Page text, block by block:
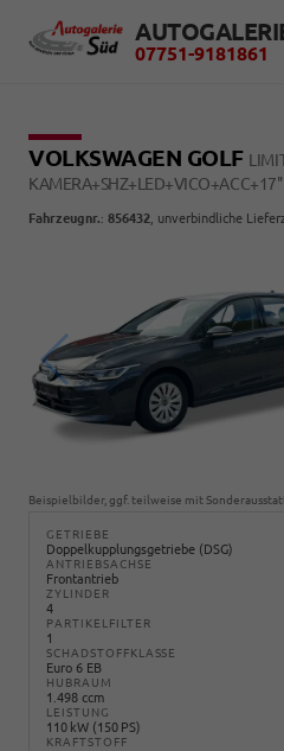
07751-9181861
VOLKSWAGEN GOLF
Fahrzeugnr.: 856432 , unverbindliche
Beispielbilder, ggf. teilweise mit
GETRIEBE
Doppelkupplungsgetriebe (DSG)
ANTRIEBSACHSE
Frontantrieb
ZYLINDER
4
PARTIKELFILTER
1
SCHADSTOFFKLASSE
Euro 6 EB
HUBRAUM
1.498 ccm
LEISTUNG
110 kW (150 PS)
KRAFTSTOFF